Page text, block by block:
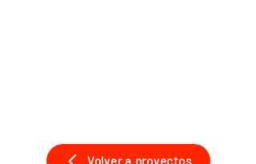
Volver a proyectos